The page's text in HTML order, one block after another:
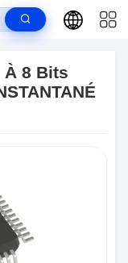
(14x14)
À 8 Bits